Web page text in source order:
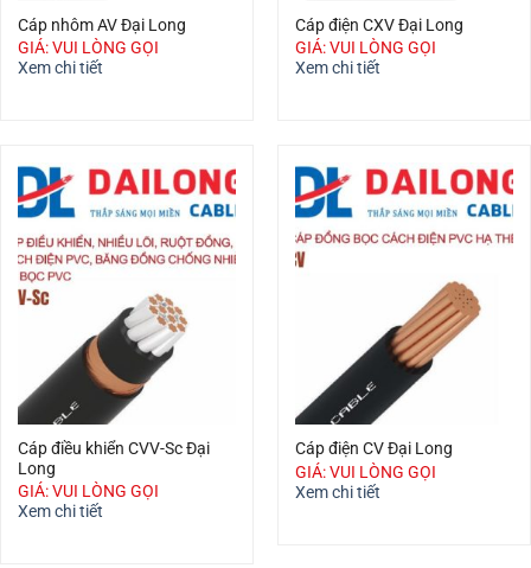
Cáp nhôm AV Đại Long
GIÁ: VUI LÒNG GỌI
Xem chi tiết
Cáp điện CXV Đại Long
GIÁ: VUI LÒNG GỌI
Xem chi tiết
Cáp điều khiển CVV-Sc Đại
Long
GIÁ: VUI LÒNG GỌI
Xem chi tiết
Cáp điện CV Đại Long
GIÁ: VUI LÒNG GỌI
Xem chi tiết